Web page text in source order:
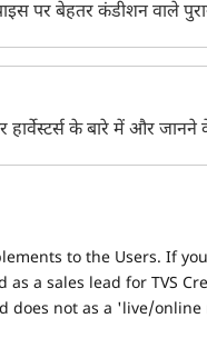
पर बेहतर कंडीशन वाले
हार्वेस्टर्स के बारे में और
to the Users. If
a sales lead for TVS
does not as a 'live/